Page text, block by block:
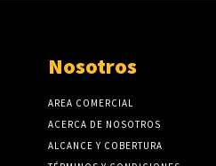
Nosotros
AREA COMERCIAL
ACERCA DE NOSOTROS
ALCANCE Y COBERTURA